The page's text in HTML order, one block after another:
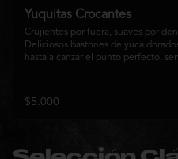
Yuquitas Crocantes
Crujientes por fuera, suaves por
Deliciosos bastones de yuca
hasta alcanzar el punto perfecto,
compartir o complementar cualquier
experiencia Matsumoto Nikkei.
$5.000